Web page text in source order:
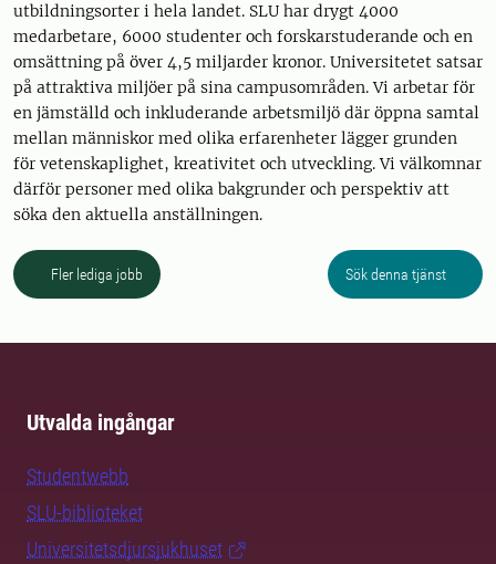
utbildningsorter i hela landet. SLU har drygt 4000
medarbetare, 6000 studenter och forskarstuderande och en
omsättning på över 4,5 miljarder kronor. Universitetet satsar
på attraktiva miljöer på sina campusområden. Vi arbetar för
en jämställd och inkluderande arbetsmiljö där öppna samtal
mellan människor med olika erfarenheter lägger grunden
för vetenskaplighet, kreativitet och utveckling. Vi välkomnar
därför personer med olika bakgrunder och perspektiv att
söka den aktuella anställningen.
Fler lediga jobb Sök denna tjänst
Utvalda ingångar
Studentwebb
SLU-biblioteket
Universitetsdjursjukhuset